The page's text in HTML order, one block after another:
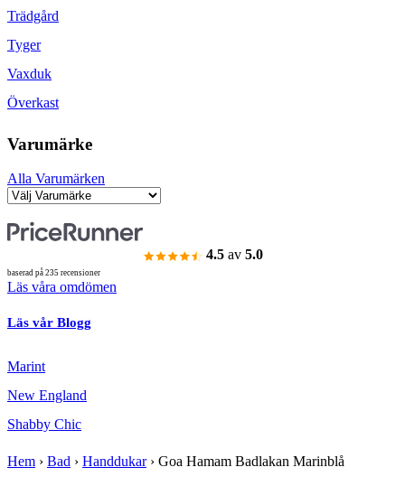
Trädgård
Tyger
Vaxduk
Överkast
Varumärke
Alla Varumärken
4.5 av 5.0
baserad på 235 recensioner
Läs våra omdömen
Läs vår Blogg
Marint
New England
Shabby Chic
Hem › Bad › Handdukar› Goa Hamam Badlakan Marinblå